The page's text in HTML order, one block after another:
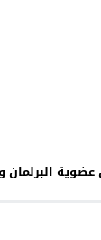
البرلمان